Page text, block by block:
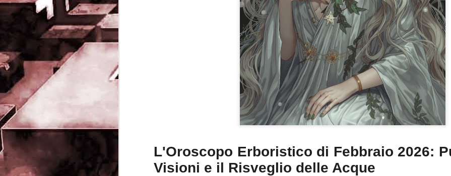
L'Oroscopo Erboristico di Febbraio 2026:
Visioni e il Risveglio delle Acque
19
rights reserved
Game of the day 5031
World Wars (ワール
ド・ウォーズ)
-SNK 1987
PHD Ivan Paduano @2010 All
rights reserved
JUN
17
Game of the day 5030
Space Micon Kit (スペ
ース・ミコン・キット)
-SNK 1978
PHD Ivan Paduano @2010 All
rights reserved
15
Game of the day 5028 Dragon Warrior III (ドラゴンク
エストIII そして伝説へ…)
- Enix 1988